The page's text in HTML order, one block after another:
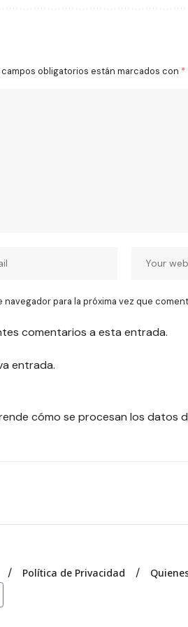
campos obligatorios están marcados con *
para la próxima vez que
comentarios a esta entrada.
entrada.
cómo se procesan los datos
Política de Privacidad